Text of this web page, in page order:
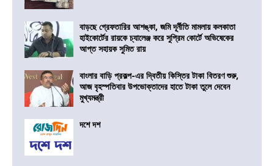
বাড়ছে গ্রেফতারির আশঙ্কা, জমি দূর্নীতি মামলায় কলকাতা
হাইকোর্টের রায়কে চ্যালেঞ্জ করে সুপ্রিম কোর্টে অভিষেকের
আপ্ত সহায়ক সুমিত রায়
বাংলার বাড়ি প্রকল্প-এর দ্বিতীয় কিস্তির টাকা বিতরণ শুরু,
আজ বৃহস্পতিবার উপভোক্তাদের হাতে টাকা তুলে দেবেন
মুখ্যমন্ত্রী
দশে দশ